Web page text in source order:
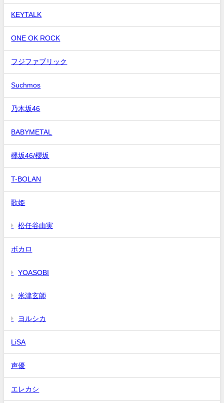
KEYTALK
ONE OK ROCK
フジファブリック
Suchmos
乃木坂46
BABYMETAL
欅坂46/櫻坂
T-BOLAN
歌姫
松任谷由実
ボカロ
YOASOBI
米津玄師
ヨルシカ
LiSA
声優
エレカシ